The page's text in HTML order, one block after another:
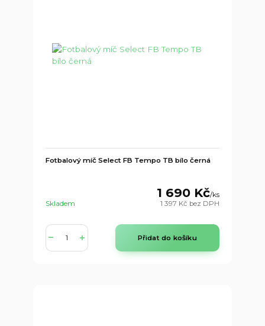
Fotbalový míč Select FB Tempo TB bílo černá
1 690 Kč/ks
1 397 Kč bez DPH
Skladem
Přidat do košíku